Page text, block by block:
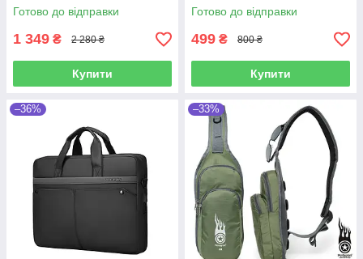
Готово до відправки
1 349 ₴ 2 280 ₴
Купити
Готово до відправки
499 ₴ 800 ₴
Купити
–36% –33%